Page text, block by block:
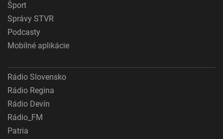
Šport
Správy STVR
Podcasty
Mobilné aplikácie
Rádio Slovensko
Rádio Regina
Rádio Devín
Rádio_FM
Patria